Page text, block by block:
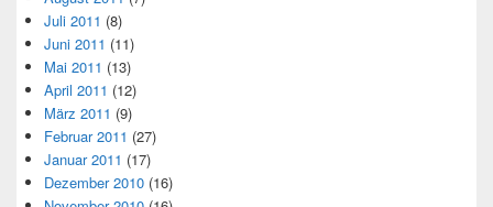
Juli 2011 (8)
Juni 2011 (11)
Mai 2011 (13)
April 2011 (12)
März 2011 (9)
Februar 2011 (27)
Januar 2011 (17)
Dezember 2010 (16)